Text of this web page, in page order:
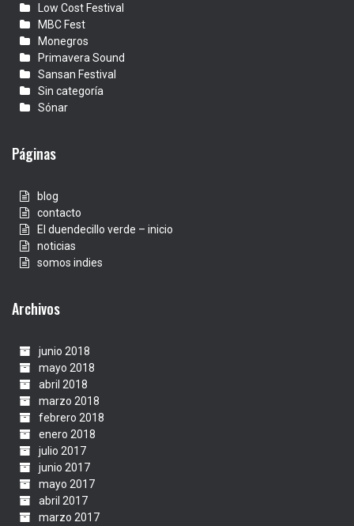
Low Cost Festival
MBC Fest
Monegros
Primavera Sound
Sansan Festival
Sin categoría
Sónar
Páginas
blog
contacto
El duendecillo verde – inicio
noticias
somos indies
Archivos
junio 2018
mayo 2018
abril 2018
marzo 2018
febrero 2018
enero 2018
julio 2017
junio 2017
mayo 2017
abril 2017
marzo 2017